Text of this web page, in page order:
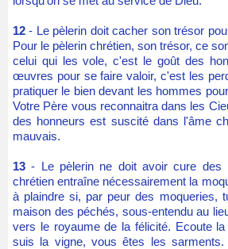
12 - Le pèlerin doit cacher son trésor
Pour le pèlerin chrétien, son trésor, ce
celui qui les vole, c'est le goût des
œuvres pour se faire valoir, c'est les
pratiquer le bien devant les hommes
Votre Père vous reconnaitra dans les
des honneurs est suscité dans l'âme
mauvais.
13 - Le pèlerin ne doit avoir cure des
chrétien entraîne nécessairement la
à plaindre si, par peur des moqueries,
maison des péchés, sous-entendu au
vers le royaume de la félicité. Ecoute
suis la vigne, vous êtes les